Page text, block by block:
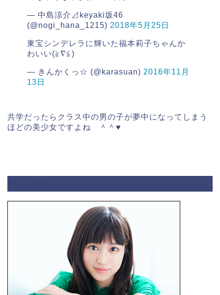
— 中島涼介⊿keyaki坂46
(@nogi_hana_1215) 2018年5月25日
東宝シンデレラに輝いた福本莉子ちゃんか
わいい(≧∇≦)
— きんかくっ☆ (@karasuan) 2016年11月
13日
共学だったらクラス中の男の子が夢中になってしまう
ほどの美少女ですよね ＾＾♥